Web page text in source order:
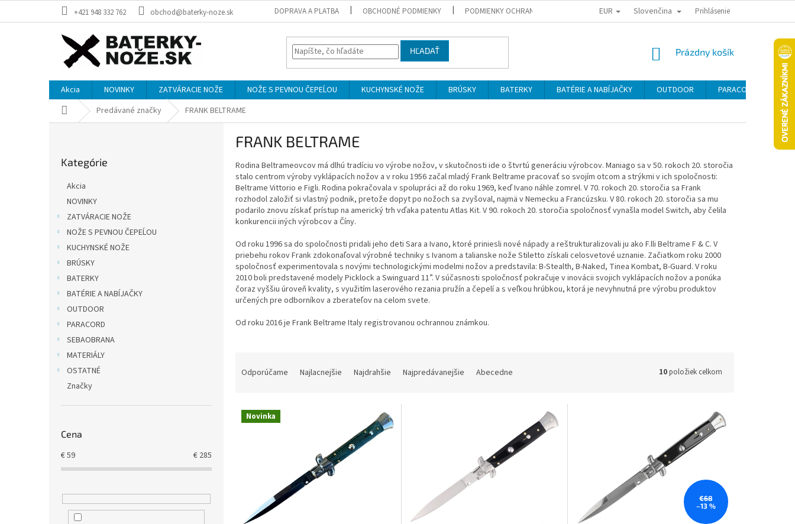
+421 948 332 762 obchod@baterky-noze.sk DOPRAVA A PLATBA OBCHODNÉ PODMIENKY PODMIENKY OCHRANY OSOBNÝCH ÚDAJOV ODSTÚPENIE OD KÚPNEJ ZMLUVY
EUR Slovenčina Prihlásenie
HĽADAŤ
NÁKUPNÝ
Prázdny košík
Akcia NOVINKY ZATVÁRACIE NOŽE NOŽE S PEVNOU ČEPEĹOU KUCHYNSKÉ NOŽE BRÚSKY BATERKY BATÉRIE A NABÍJAČKY OUTDOOR PARACORD
DomovPredávané značky FRANK BELTRAME
kategórie
Kategórie
Akcia
NOVINKY
ZATVÁRACIE NOŽE
NOŽE S PEVNOU ČEPEĹOU
KUCHYNSKÉ NOŽE
BRÚSKY
BATERKY
BATÉRIE A NABÍJAČKY
OUTDOOR
PARACORD
SEBAOBRANA
MATERIÁLY
OSTATNÉ
Značky
Cena
€59 € 285
FRANK BELTRAME
Rodina Beltrameovcov má dlhú tradíciu vo výrobe nožov, v skutočnosti ide o štvrtú generáciu výrobcov. Maniago sa v 50. rokoch 20. storočia
stalo centrom výroby vyklápacích nožov a v roku 1956 začal mladý Frank Beltrame pracovať so svojím otcom a strýkmi v ich spoločnosti:
Beltrame Vittorio e Figli. Rodina pokračovala v spolupráci až do roku 1969, keď Ivano náhle zomrel. V 70. rokoch 20. storočia sa Frank
rozhodol založiť si vlastný podnik, pretože dopyt po nožoch sa zvyšoval, najmä v Nemecku a Francúzsku. V 80. rokoch 20. storočia sa mu
podarilo znovu získať prístup na americký trh vďaka patentu Atlas Kit. V 90. rokoch 20. storočia spoločnosť vynašla model Switch, aby čelila
konkurencii iných výrobcov a Číny.
Od roku 1996 sa do spoločnosti pridali jeho deti Sara a Ivano, ktoré priniesli nové nápady a reštrukturalizovali ju ako F.lli Beltrame F & C. V
priebehu rokov Frank zdokonaľoval výrobné techniky s Ivanom a talianske nože Stiletto získali celosvetové uznanie. Začiatkom roku 2000
spoločnosť experimentovala s novými technologickými modelmi nožov a predstavila: B-Stealth, B-Naked, Tinea Kombat, B-Guard. V roku
2010 boli predstavené modely Picklock a Swinguard 11”. V súčasnosti spoločnosť pokračuje v inovácii svojich vyklápacích nožov a ponúka
čoraz vyššiu úroveň kvality, s využitím laserového rezania pružín a čepelí a s veľkou hrúbkou, ktorá je nevyhnutná pre výrobu produktov
určených pre odborníkov a zberateľov na celom svete.
Od roku 2016 je Frank Beltrame Italy registrovanou ochrannou známkou.
n
Odporúčame Najlacnejšie Najdrahšie Najpredávanejšie Abecedne 10položiek celkom
V Novinka
€68
–13 %